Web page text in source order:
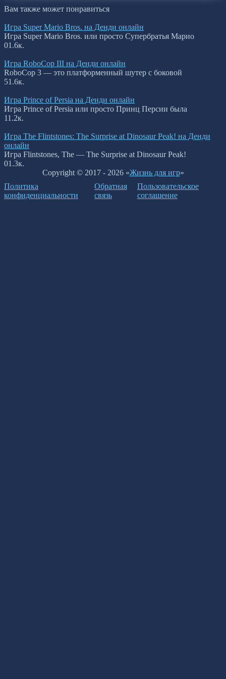
Вам также может понравиться
Игра Super Mario Bros. на Денди онлайн
Игра Super Mario Bros. или просто Супербратья Марио
01.6к.
Игра RoboCop III на Денди онлайн
RoboCop 3 — это платформенный шутер с боковой
51.6к.
Игра Prince of Persia на Денди онлайн
Игра Prince of Persia или просто Принц Персии была
11.2к.
Игра The Flintstones: The Surprise at Dinosaur Peak! на Денди
онлайн
Игра Flintstones, The — The Surprise at Dinosaur Peak!
01.3к.
Copyright © 2017 - 2026 «Жизнь для игр»
Политика
конфиденциальности
Обратная
связь
Пользовательское
соглашение